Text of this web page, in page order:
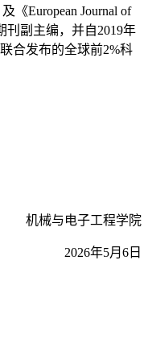
及《European Journal of
刊副主编，并自2019年
合发布的全球前2%科
机械与电子工程学院
2026年5月 6 日